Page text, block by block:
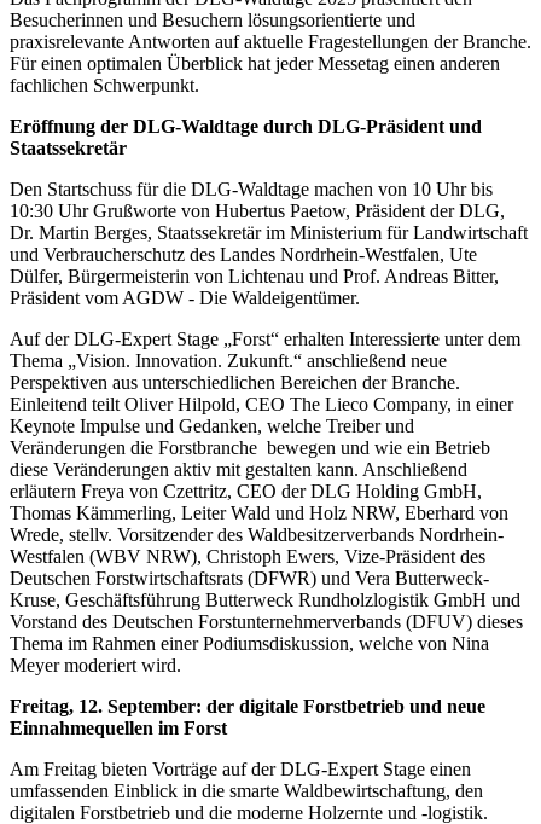
Besucherinnen und Besuchern lösungsorientierte und
praxisrelevante Antworten auf aktuelle Fragestellungen der Branche.
Für einen optimalen Überblick hat jeder Messetag einen anderen
fachlichen Schwerpunkt.
Eröffnung der DLG-Waldtage durch DLG-Präsident und
Staatssekretär
Den Startschuss für die DLG-Waldtage machen von 10 Uhr bis
10:30 Uhr Grußworte von Hubertus Paetow, Präsident der DLG,
Dr. Martin Berges, Staatssekretär im Ministerium für Landwirtschaft
und Verbraucherschutz des Landes Nordrhein-Westfalen, Ute
Dülfer, Bürgermeisterin von Lichtenau und Prof. Andreas Bitter,
Präsident vom AGDW - Die Waldeigentümer.
Auf der DLG-Expert Stage „Forst“ erhalten Interessierte unter dem
Thema „Vision. Innovation. Zukunft.“ anschließend neue
Perspektiven aus unterschiedlichen Bereichen der Branche.
Einleitend teilt Oliver Hilpold, CEO The Lieco Company, in einer
Keynote Impulse und Gedanken, welche Treiber und
Veränderungen die Forstbranche bewegen und wie ein Betrieb
diese Veränderungen aktiv mit gestalten kann. Anschließend
erläutern Freya von Czettritz, CEO der DLG Holding GmbH,
Thomas Kämmerling, Leiter Wald und Holz NRW, Eberhard von
Wrede, stellv. Vorsitzender des Waldbesitzerverbands Nordrhein-
Westfalen (WBV NRW), Christoph Ewers, Vize-Präsident des
Deutschen Forstwirtschaftsrats (DFWR) und Vera Butterweck-
Kruse, Geschäftsführung Butterweck Rundholzlogistik GmbH und
Vorstand des Deutschen Forstunternehmerverbands (DFUV) dieses
Thema im Rahmen einer Podiumsdiskussion, welche von Nina
Meyer moderiert wird.
Freitag, 12. September: der digitale Forstbetrieb und neue
Einnahmequellen im Forst
Am Freitag bieten Vorträge auf der DLG-Expert Stage einen
umfassenden Einblick in die smarte Waldbewirtschaftung, den
digitalen Forstbetrieb und die moderne Holzernte und -logistik.